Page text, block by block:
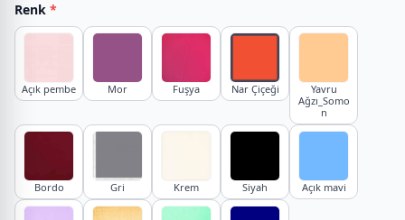
Renk *
Açık pembe Mor Fuşya Nar Çiçeği
Yavru
Ağzı_Somo
n
Bordo Gri Krem Siyah Açık mavi